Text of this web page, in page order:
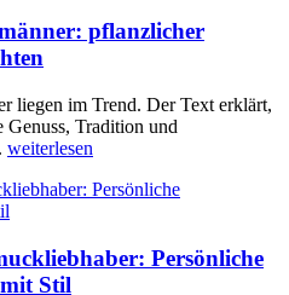
pflanzlicher
liegen im Trend. Der Text erklärt,
Tradition und
weiterlesen
Persönliche
Stil